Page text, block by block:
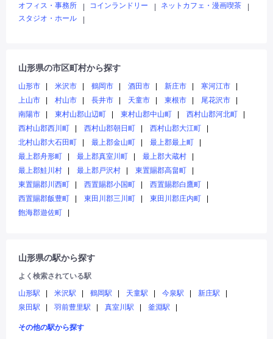
オフィス・事務所
コインランドリー ネットカフェ・漫画喫茶
スタジオ・ホール
山形県の市区町村から探す
山形市 米沢市 鶴岡市 酒田市 新庄市
寒河江市
上山市
村山市 長井市 天童市 東根市
尾花沢市
南陽市
東村山郡山辺町 東村山郡中山町
西村山郡河北町
西村山郡西川町
西村山郡朝日町
西村山郡大江町
北村山郡大石田町
最上郡金山町
最上郡最上町
最上郡舟形町
最上郡真室川町
最上郡大蔵村
最上郡鮭川村
最上郡戸沢村
東置賜郡高畠町
東置賜郡川西町
西置賜郡小国町
西置賜郡白鷹町
西置賜郡飯豊町
東田川郡三川町
東田川郡庄内町
飽海郡遊佐町
山形県の駅から探す
よく検索されている駅
山形駅
米沢駅 鶴岡駅 天童駅 今泉駅
新庄駅
泉田駅
羽前豊里駅 真室川駅 釜淵駅
その他の駅から探す